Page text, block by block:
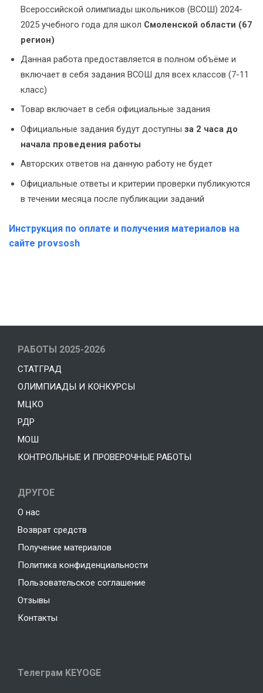
Всероссийской олимпиады школьников (ВСОШ) 2024-
2025 учебного года для школ Смоленской области (67
регион)
Данная работа предоставляется в полном объёме и
включает в себя задания ВСОШ для всех классов (7-11
класс)
Товар включает в себя официальные задания
Официальные задания будут доступны за 2 часа до
начала проведения работы
Авторских ответов на данную работу не будет
Официальные ответы и критерии проверки публикуются
в течении месяца после публикации заданий
Инструкция по оплате и получения материалов на
сайте provsosh
РАБОТЫ 2025-2026
СТАТГРАД
ОЛИМПИАДЫ И КОНКУРСЫ
МЦКО
РДР
МОШ
КОНТРОЛЬНЫЕ И ПРОВЕРОЧНЫЕ РАБОТЫ
ДРУГОЕ
О нас
Возврат средств
Получение материалов
Политика конфиденциальности
Пользовательское соглашение
Отзывы
Контакты
Телеграм KEYOGE